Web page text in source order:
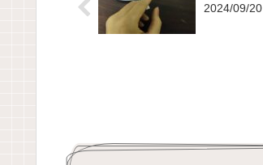
2024/09/20